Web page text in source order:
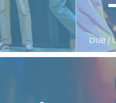
DUB /